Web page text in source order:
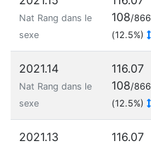
Nat Rang dans le
sexe
108/866
(12.5%)
2021.14
Nat Rang dans le
sexe
116.07
108/866
(12.5%)
2021.13
116.07